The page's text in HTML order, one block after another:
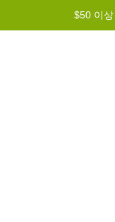
$50 이